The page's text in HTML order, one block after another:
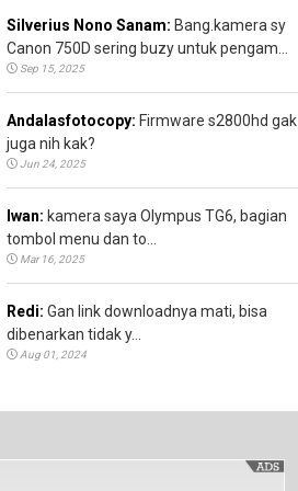
Silverius Nono Sanam: Bang.kamera sy
Canon 750D sering buzy untuk pengam...
Sep 15, 2025
Andalasfotocopy: Firmware s2800hd gak
juga nih kak?
Jun 24, 2025
Iwan: kamera saya Olympus TG6, bagian
tombol menu dan to...
Mar 16, 2025
Redi: Gan link downloadnya mati, bisa
dibenarkan tidak y...
Aug 01, 2024